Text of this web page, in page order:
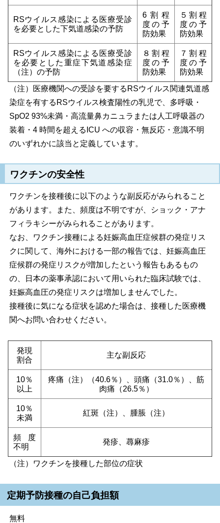
RSウイルス感染による医療受診
を必要とした下気道感染の予防
6割程
度の予
防効果
５割程
度の予
防効果
RSウイルス感染による医療受診
を必要とした重症下気道感染症
（注）の予防
８割程
度の予
防効果
７割程
度の予
防効果
（注）医療機関への受診を要するRSウイルス関連気道感
染症を有するRSウイルス検査陽性の乳児で、多呼吸・
SpO2 93%未満・高流量鼻カニュラまたは人工呼吸器の
装着・4 時間を超えるICU への収容・無反応・意識不明
のいずれかに該当と定義しています。
ワクチンの安全性
ワクチンを接種後に以下のような副反応がみられること
があります。また、頻度は不明ですが、ショック・アナ
フィラキシーがみられることがあります。
なお、ワクチン接種による妊娠高血圧症候群の発症リス
クに関して、海外における一部の報告では、妊娠高血圧
症候群の発症リスクが増加したという報告もあるもの
の、日本の薬事承認において用いられた臨床試験では、
妊娠高血圧の発症リスクは増加しませんでした。
接種後に気になる症状を認めた場合は、接種した医療機
関へお問い合わせください。
発現
割合
主な副反応
10％
以上
疼痛（注）（40.6％）、頭痛（31.0％）、筋
肉痛（26.5％）
10％
未満
紅斑（注）、腫脹（注）
頻度
不明
発疹、蕁麻疹
（注）ワクチンを接種した部位の症状
定期予防接種の自己負担額
無料